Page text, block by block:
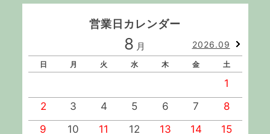
営業日カレンダー
8 月 2026.09
日 月 火 水 木 金 土
1
2
3 4 5 6 7
8
9
10 11 12 13 14 15